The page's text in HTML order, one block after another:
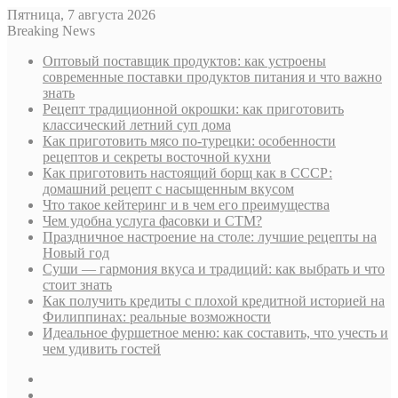
Пятница, 7 августа 2026
Breaking News
Оптовый поставщик продуктов: как устроены
современные поставки продуктов питания и что важно
знать
Рецепт традиционной окрошки: как приготовить
классический летний суп дома
Как приготовить мясо по-турецки: особенности
рецептов и секреты восточной кухни
Как приготовить настоящий борщ как в СССР:
домашний рецепт с насыщенным вкусом
Что такое кейтеринг и в чем его преимущества
Чем удобна услуга фасовки и СТМ?
Праздничное настроение на столе: лучшие рецепты на
Новый год
Суши — гармония вкуса и традиций: как выбрать и что
стоит знать
Как получить кредиты с плохой кредитной историей на
Филиппинах: реальные возможности
Идеальное фуршетное меню: как составить, что учесть и
чем удивить гостей